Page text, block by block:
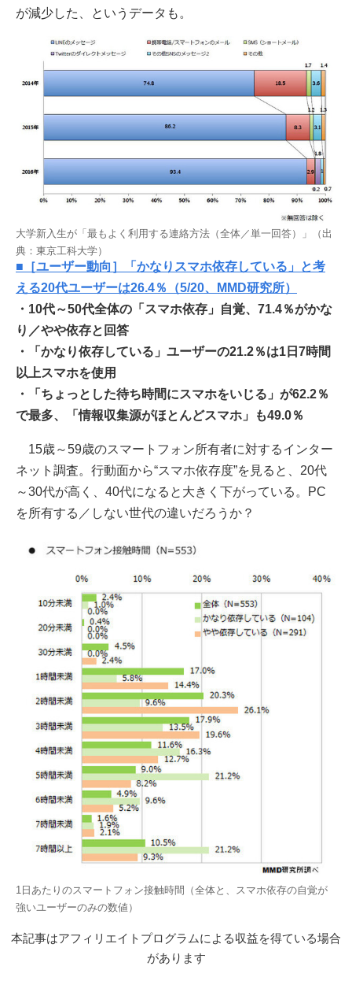
が減少した、というデータも。
大学新入生が「最もよく利用する連絡方法（全体／単一回答）」（出
典：東京工科大学）
■［ユーザー動向］「かなりスマホ依存している」と考
える20代ユーザーは26.4％（5/20、MMD研究所）
・10代～50代全体の「スマホ依存」自覚、71.4％がかな
り／やや依存と回答
・「かなり依存している」ユーザーの21.2％は1日7時間
以上スマホを使用
・「ちょっとした待ち時間にスマホをいじる」が62.2％
で最多、「情報収集源がほとんどスマホ」も49.0％
15歳～59歳のスマートフォン所有者に対するインター
ネット調査。行動面から“スマホ依存度”を見ると、20代
～30代が高く、40代になると大きく下がっている。PC
を所有する／しない世代の違いだろうか？
1日あたりのスマートフォン接触時間（全体と、スマホ依存の自覚が
強いユーザーのみの数値）
本記事はアフィリエイトプログラムによる収益を得ている場合
があります